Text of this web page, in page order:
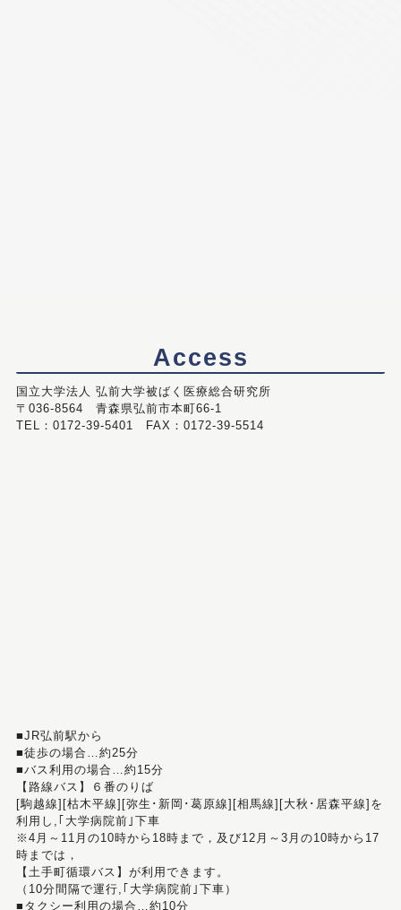
Access
国立大学法人 弘前大学被ばく医療総合研究所
〒036-8564 青森県弘前市本町66-1
TEL：0172-39-5401 FAX：0172-39-5514
■JR弘前駅から
■徒歩の場合…約25分
■バス利用の場合…約15分
【路線バス】６番のりば
[駒越線][枯木平線][弥生･新岡･葛原線][相馬線][大秋･居森平線]を
利用し,｢大学病院前｣下車
※4月～11月の10時から18時まで，及び12月～3月の10時から17
時までは，
【土手町循環バス】が利用できます。
（10分間隔で運行,｢大学病院前｣下車）
■タクシー利用の場合…約10分